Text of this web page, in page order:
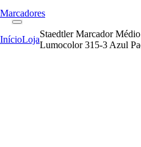
Marcadores
InícioLoja
Staedtler Marcador
Lumocolor 315-3 Azul